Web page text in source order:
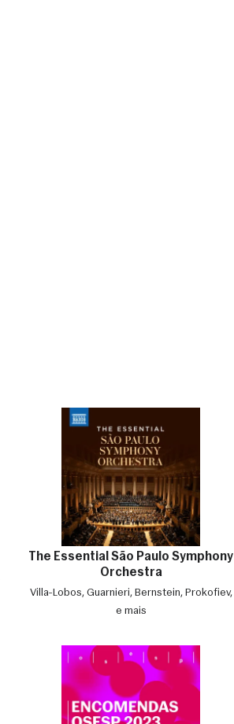
The Essential São Paulo Symphony
Orchestra
Villa-Lobos, Guarnieri, Bernstein, Prokofiev,
e mais